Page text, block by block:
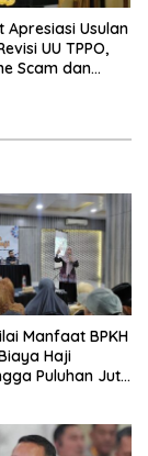
Usulan
UU TPPO,
Scam dan
Manfaat BPKH
Haji
Puluhan Juta